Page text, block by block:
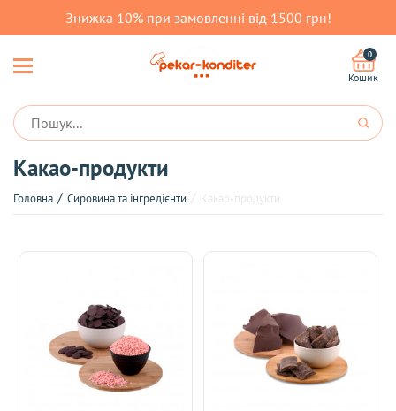
Знижка 10% при замовленні від 1500 грн!
0
Кошик
Какао-продукти
Головна Сировина та інгредієнти